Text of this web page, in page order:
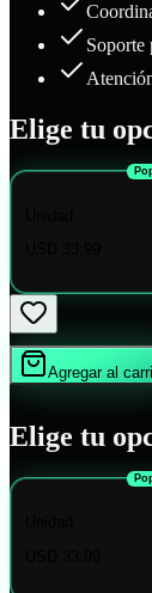
Soporte
Elige tu
Agregar al
Elige tu